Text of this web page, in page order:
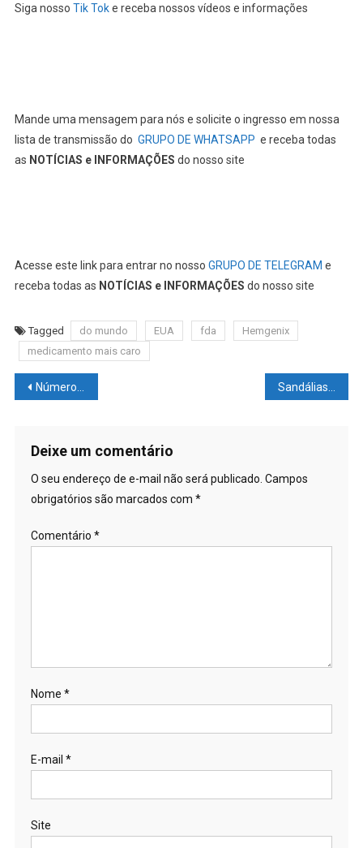
Siga nosso Tik Toke receba nossos vídeos e informações
Mande uma mensagem para nós e solicite o ingresso em nossa
lista de transmissão do GRUPO DE WHATSAPP e receba todas
as NOTÍCIAS e INFORMAÇÕES do nosso site
Acesse este link para entrar no nosso GRUPO DE TELEGRAM e
receba todas as NOTÍCIAS e INFORMAÇÕES do nosso site
Tagged do mundo EUA fda
Hemgenix
medicamento mais caro
Navegação
Post
Número de #ESPERMATOZOIDES está #DIMINUINDO no mundo
Deixe um comentário
O seu endereço de e-mail não será publicado. Campos
obrigatórios são marcados com *
Comentário *
Nome *
E-mail *
Site